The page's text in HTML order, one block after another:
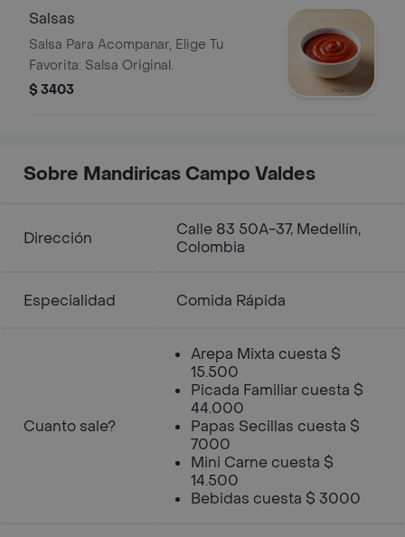
Salsas
Salsa Para Acompanar, Elige Tu
Favorita: Salsa Original.
$ 3403
Sobre Mandiricas Campo Valdes
Dirección
Calle 83 50A-37, Medellín,
Colombia
Especialidad Comida Rápida
Cuanto sale?
Arepa Mixta cuesta $
15.500
Picada Familiar cuesta $
44.000
Papas Secillas cuesta $
7000
Mini Carne cuesta $
14.500
Bebidas cuesta $ 3000